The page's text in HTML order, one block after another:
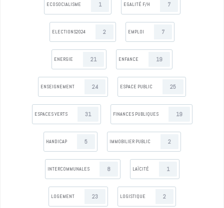
ECOSOCIALISME 1 EGALITÉ F/H 7
ELECTIONS2024 2 EMPLOI 7
ENERGIE 21 ENFANCE 19
ENSEIGNEMENT 24 ESPACE PUBLIC 25
ESPACES VERTS 31 FINANCES PUBLIQUES 19
HANDICAP 5 IMMOBILIER PUBLIC 2
INTERCOMMUNALES 8 LAÏCITÉ 1
LOGEMENT 23 LOGISTIQUE 2